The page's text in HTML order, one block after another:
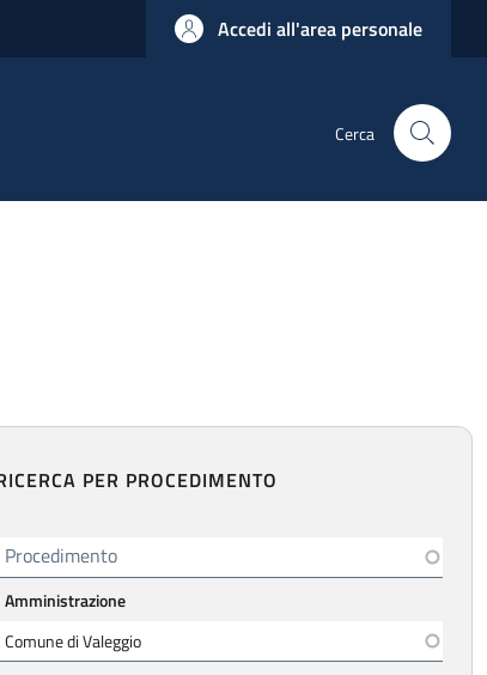
Accedi all'area personale
Cerca
PER PROCEDIMENTO
Procedimento
Amministrazione